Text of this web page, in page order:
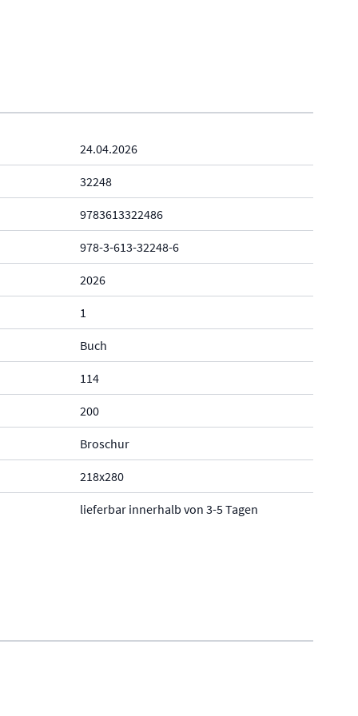
24.04.2026
32248
9783613322486
978-3-613-32248-6
2026
1
Buch
114
200
Broschur
218x280
lieferbar innerhalb von 3-5 Tagen